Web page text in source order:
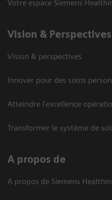
Votre espace Siemens
Vision ​& Perspectives
Vision & perspectives
Innover pour des soins
Atteindre l’excellence
Transformer le système de
A propos de
A propos de Siemens